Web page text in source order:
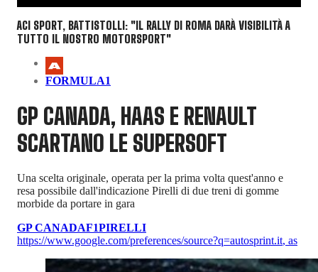
ACI SPORT, BATTISTOLLI: "IL RALLY DI ROMA DARÀ VISIBILITÀ A
TUTTO IL NOSTRO MOTORSPORT"
FORMULA1
GP CANADA, HAAS E RENAULT
SCARTANO LE SUPERSOFT
Una scelta originale, operata per la prima volta quest'anno e
resa possibile dall'indicazione Pirelli di due treni di gomme
morbide da portare in gara
GP CANADAF1PIRELLI
https://www.google.com/preferences/source?q=autosprint.it, as